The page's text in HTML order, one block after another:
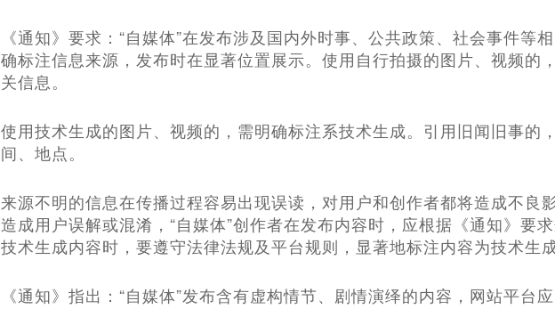
《通知》要求：“自媒体”在发布涉及国内外时事、公共政策、社会事件等
确标注信息来源，发布时在显著位置展示。使用自行拍摄的图片、视频的
关信息。
使用技术生成的图片、视频的，需明确标注系技术生成。引用旧闻旧事的
间、地点。
来源不明的信息在传播过程容易出现误读，对用户和创作者都将造成不良
造成用户误解或混淆，“自媒体”创作者在发布内容时，应根据《通知》要
技术生成内容时，要遵守法律法规及平台规则，显著地标注内容为技术生成
《通知》指出：“自媒体”发布含有虚构情节、剧情演绎的内容，网站平台